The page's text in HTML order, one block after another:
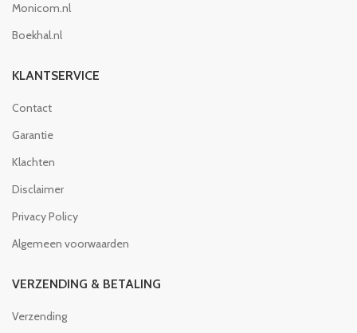
Monicom.nl
Boekhal.nl
KLANTSERVICE
Contact
Garantie
Klachten
Disclaimer
Privacy Policy
Algemeen voorwaarden
VERZENDING & BETALING
Verzending